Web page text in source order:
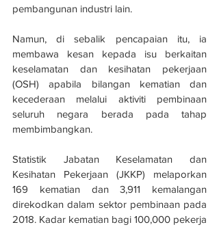
pembangunan industri lain.
Namun, di sebalik pencapaian itu, ia
membawa kesan kepada isu berkaitan
keselamatan dan kesihatan pekerjaan
(OSH) apabila bilangan kematian dan
kecederaan melalui aktiviti pembinaan
seluruh negara berada pada tahap
membimbangkan.
Statistik Jabatan Keselamatan dan
Kesihatan Pekerjaan (JKKP) melaporkan
169 kematian dan 3,911 kemalangan
direkodkan dalam sektor pembinaan pada
2018. Kadar kematian bagi 100,000 pekerja